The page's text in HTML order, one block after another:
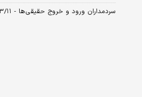
سردمداران ورود و خروج حقیقی‌ها - ۱۴۰۵/۰۳/۱۱